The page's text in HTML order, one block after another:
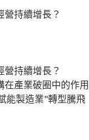
營持續增長？
營持續增長？
在產業破圈中的作用
能製造業"轉型騰飛